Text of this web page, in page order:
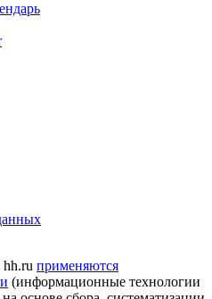
применяются
(информационные технологии